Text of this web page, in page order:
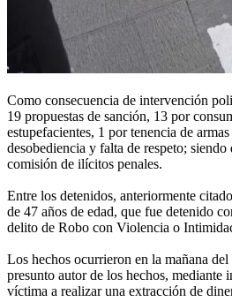
Como consecuencia de intervención
19 propuestas de sanción, 13 por
estupefacientes, 1 por tenencia de
desobediencia y falta de respeto; siendo
comisión de ilícitos penales.
Entre los detenidos, anteriormente
de 47 años de edad, que fue detenido
delito de Robo con Violencia o
Los hechos ocurrieron en la mañana
presunto autor de los hechos, mediante
víctima a realizar una extracción de